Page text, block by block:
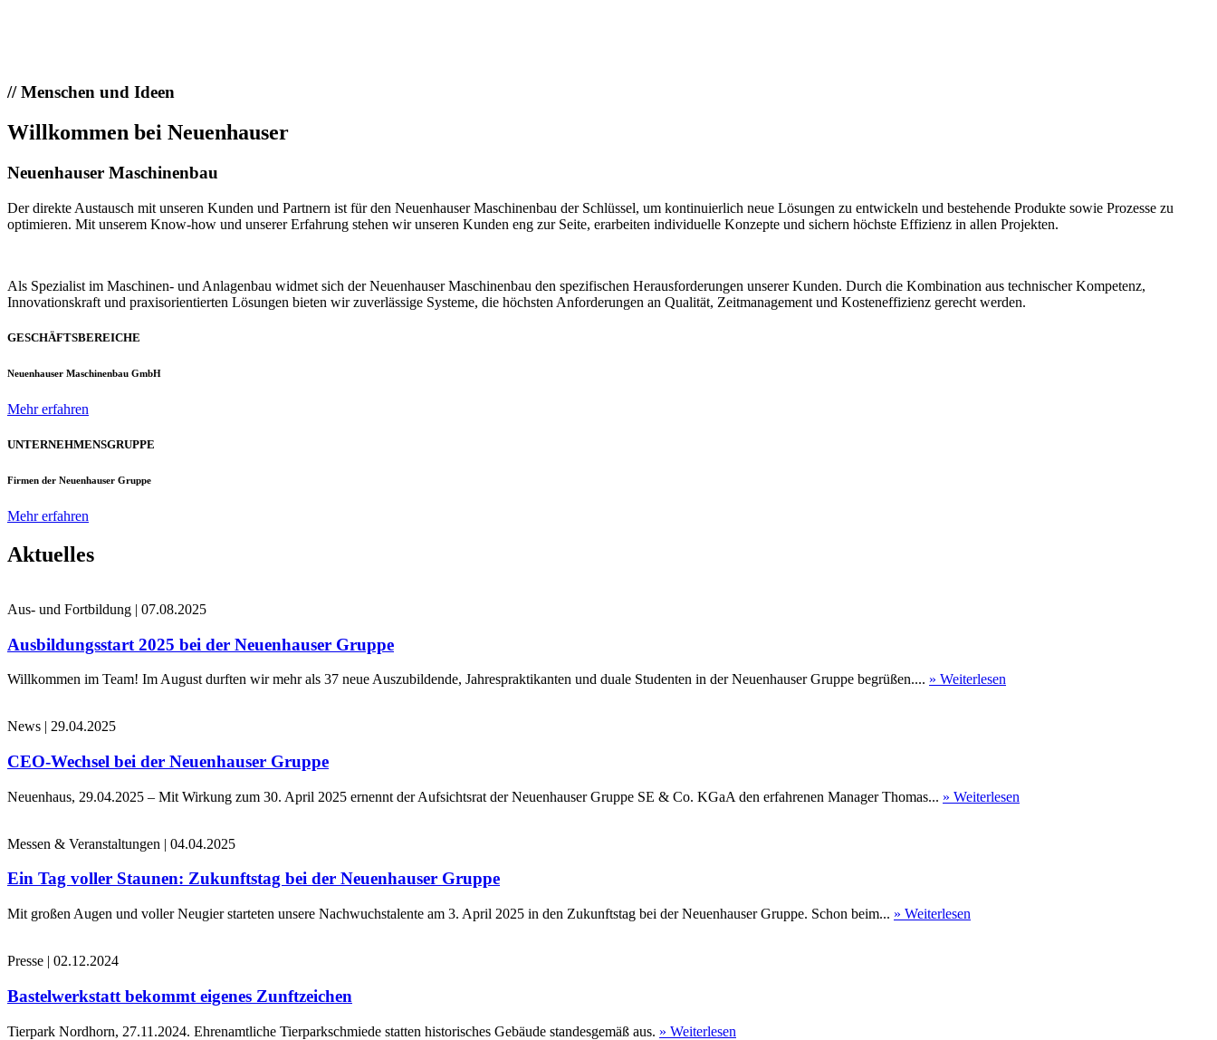
//Menschen und Ideen
Willkommen bei Neuenhauser
Neuenhauser Maschinenbau
Der direkte Austausch mit unseren Kunden und Partnern ist für den Neuenhauser Maschinenbau der Schlüssel, um kontinuierlich neue Lösungen zu entwickeln und bestehende Produkte sowie Prozesse zu
optimieren. Mit unserem Know-how und unserer Erfahrung stehen wir unseren Kunden eng zur Seite, erarbeiten individuelle Konzepte und sichern höchste Effizienz in allen Projekten.
Als Spezialist im Maschinen- und Anlagenbau widmet sich der Neuenhauser Maschinenbau den spezifischen Herausforderungen unserer Kunden. Durch die Kombination aus technischer Kompetenz,
Innovationskraft und praxisorientierten Lösungen bieten wir zuverlässige Systeme, die höchsten Anforderungen an Qualität, Zeitmanagement und Kosteneffizienz gerecht werden.
GESCHÄFTSBEREICHE
Neuenhauser Maschinenbau GmbH
Mehr erfahren
UNTERNEHMENSGRUPPE
Firmen der Neuenhauser Gruppe
Mehr erfahren
Aktuelles
Aus- und Fortbildung | 07.08.2025
Ausbildungsstart 2025 bei der Neuenhauser Gruppe
Willkommen im Team! Im August durften wir mehr als 37 neue Auszubildende, Jahrespraktikanten und duale Studenten in der Neuenhauser Gruppe begrüßen.... » Weiterlesen
News | 29.04.2025
CEO-Wechsel bei der Neuenhauser Gruppe
Neuenhaus, 29.04.2025 – Mit Wirkung zum 30. April 2025 ernennt der Aufsichtsrat der Neuenhauser Gruppe SE & Co. KGaA den erfahrenen Manager Thomas... » Weiterlesen
Messen & Veranstaltungen | 04.04.2025
Ein Tag voller Staunen: Zukunftstag bei der Neuenhauser Gruppe
Mit großen Augen und voller Neugier starteten unsere Nachwuchstalente am 3. April 2025 in den Zukunftstag bei der Neuenhauser Gruppe. Schon beim... » Weiterlesen
Presse | 02.12.2024
Bastelwerkstatt bekommt eigenes Zunftzeichen
Tierpark Nordhorn, 27.11.2024. Ehrenamtliche Tierparkschmiede statten historisches Gebäude standesgemäß aus. » Weiterlesen